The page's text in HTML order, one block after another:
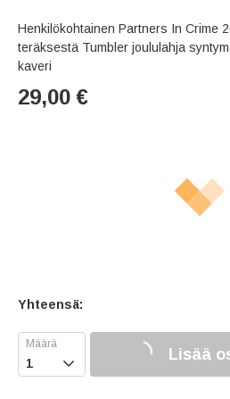
Henkilökohtainen Partners In Crime
teräksestä Tumbler joululahja
kaveri
29,00 €
Yhteensä:
 Lisää